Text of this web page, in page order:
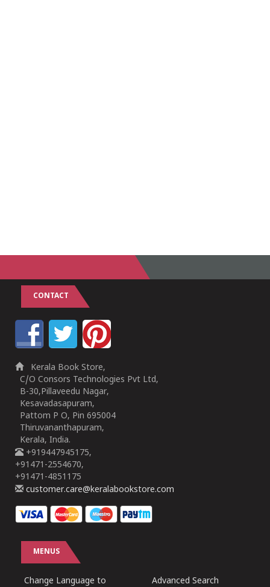
CONTACT
Kerala Book Store,
C/O Consors Technologies Pvt Ltd,
B-30,Pillaveedu Nagar,
Kesavadasapuram,
Pattom P O, Pin 695004
Thiruvananthapuram,
Kerala, India.
+919447945175,
+91471-2554670,
+91471-4851175
customer.care@keralabookstore.com
MENUS
Change Language to
Advanced Search